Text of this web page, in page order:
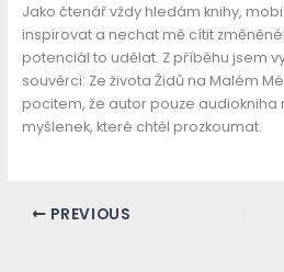
Jako čtenář vždy hledám knihy,
inspirovat a nechat mě cítit
potenciál to udělat. Z příběhu jsem
souvěrci: Ze života Židů na Malém
pocitem, že autor pouze audiokniha
myšlenek, které chtěl prozkoumat.
PREVIOUS